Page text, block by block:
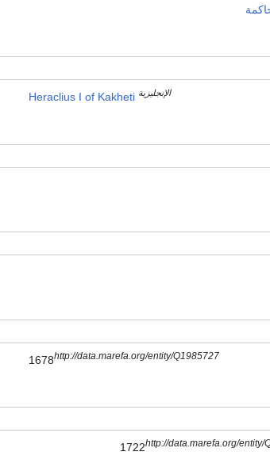
Heraclius I of Kakheti الإنجليزية
1678http://data.marefa.org/entity/Q1985727
http://data.marefa.org/entity/